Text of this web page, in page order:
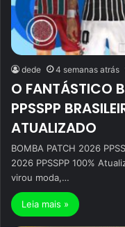
dede 4 semanas atrás
O FANTÁSTICO
PPSSPP
ATUALIZADO
BOMBA PATCH 2026
2026 PPSSPP 100%
virou moda,…
Leia mais »